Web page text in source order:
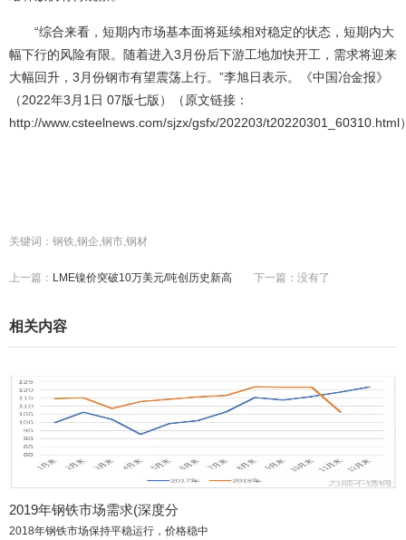
“综合来看，短期内市场基本面将延续相对稳定的状态，短期内大
幅下行的风险有限。随着进入3月份后下游工地加快开工，需求将迎来
大幅回升，3月份钢市有望震荡上行。”李旭日表示。《中国冶金报》
（2022年3月1日 07版七版）（原文链接：
http://www.csteelnews.com/sjzx/gsfx/202203/t20220301_60310.html
关键词：钢铁,钢企,钢市,钢材
上一篇： LME镍价突破10万美元/吨创历史新高 下一篇：没有了
相关内容
2019年钢铁市场需求(深度分
2018年钢铁市场保持平稳运行，价格稳中